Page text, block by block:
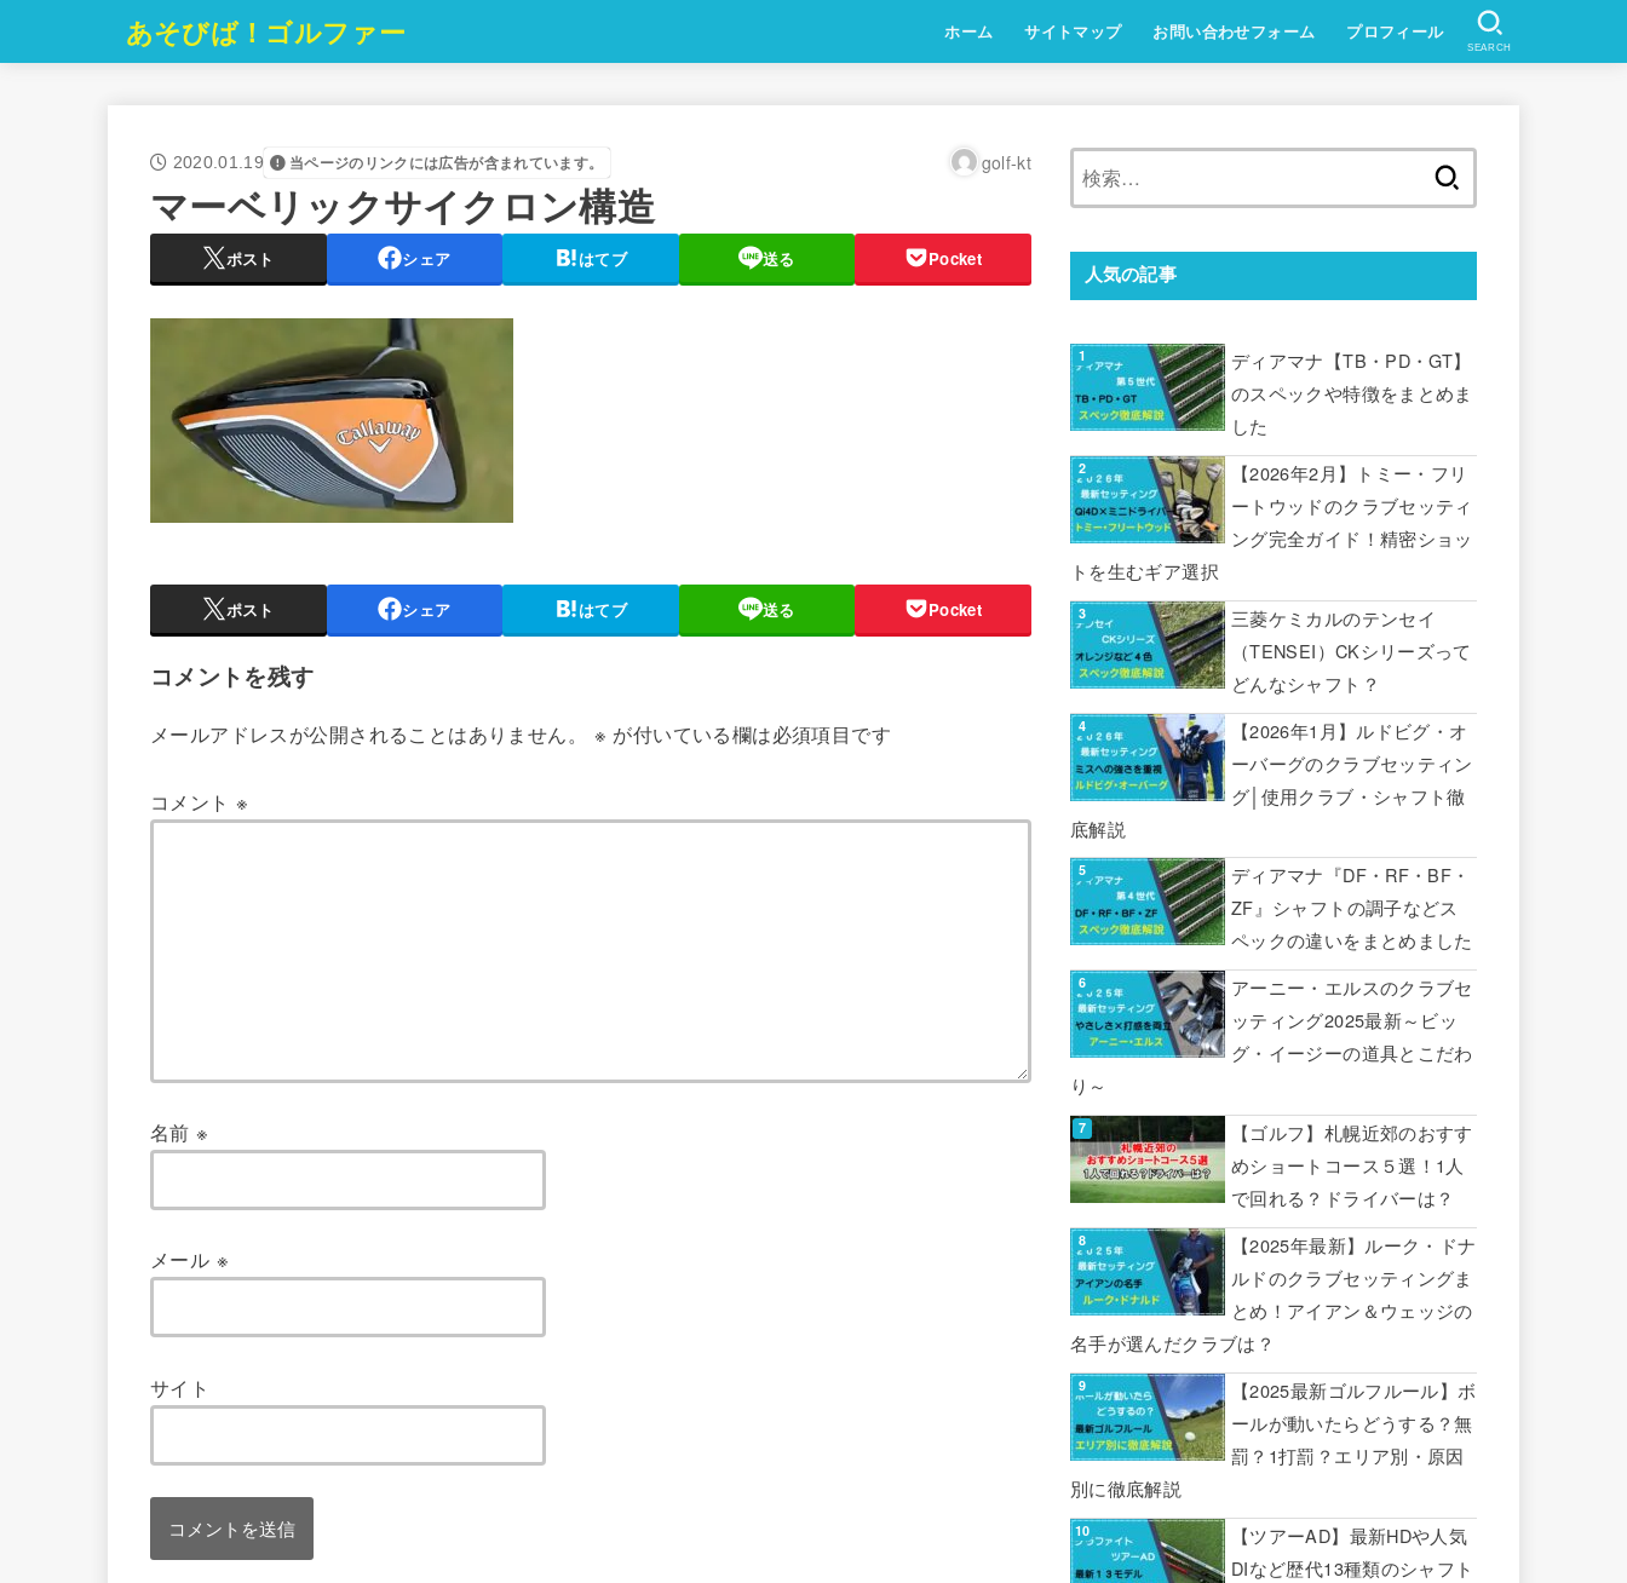
あそびば！ゴルファー ホーム サイトマップ お問い合わせフォーム プロフィール
SEARCH
2020.01.19 当ページのリンクには広告が含まれています。 golf-kt
マーベリックサイクロン構造
ポスト シェア はてブ 送る Pocket
ポスト シェア はてブ 送る Pocket
コメントを残す
メールアドレスが公開されることはありません。 ※ が付いている欄は必須項目です
コメント※
名前※
メール ※
サイト
人気の記事
ディアマナ【TB・PD・GT】
のスペックや特徴をまとめま
した
【2026年2月】トミー・フリ
ートウッドのクラブセッティ
ング完全ガイド！精密ショッ
トを生むギア選択
三菱ケミカルのテンセイ
（TENSEI）CKシリーズって
どんなシャフト？
【2026年1月】ルドビグ・オ
ーバーグのクラブセッティン
グ│使用クラブ・シャフト徹
底解説
ディアマナ『DF・RF・BF・
ZF』シャフトの調子などス
ペックの違いをまとめました
アーニー・エルスのクラブセ
ッティング2025最新～ビッ
グ・イージーの道具とこだわ
り～
【ゴルフ】札幌近郊のおすす
めショートコース５選！1人
で回れる？ドライバーは？
【2025年最新】ルーク・ドナ
ルドのクラブセッティングま
とめ！アイアン＆ウェッジの
名手が選んだクラブは？
【2025最新ゴルフルール】ボ
ールが動いたらどうする？無
罰？1打罰？エリア別・原因
別に徹底解説
【ツアーAD】最新HDや人気
DIなど歴代13種類のシャフト